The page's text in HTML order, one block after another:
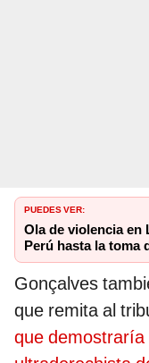
PUEDES VER:
Ola de violencia en
Perú hasta la toma
Gonçalves
que remita al
que